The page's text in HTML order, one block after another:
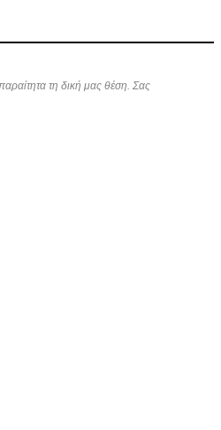
τη δική μας θέση. Σας